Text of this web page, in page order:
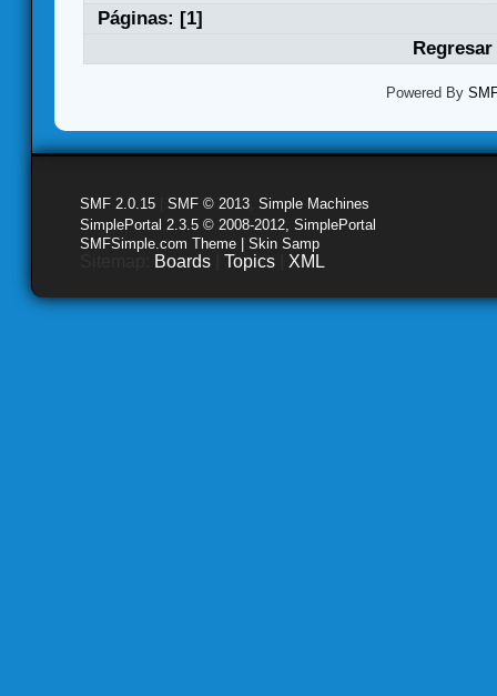
Páginas: [1]
Powered By
SMF 2.0.15 SMF © 2013 Simple Machines
SimplePortal 2.3.5 © 2008-2012, SimplePortal
SMFSimple.com Theme | Skin Samp
Boards Topics XML